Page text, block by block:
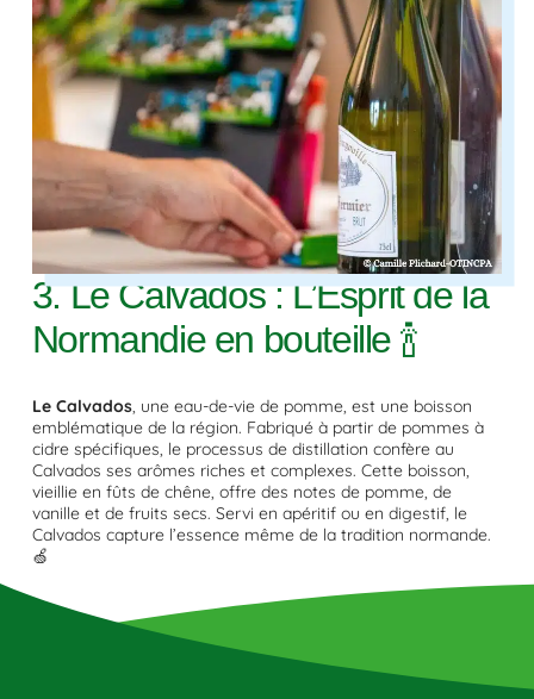
3. Le Calvados : L’Esprit de la
Normandie en bouteille 🍾
Le Calvados, une eau-de-vie de pomme, est une boisson
emblématique de la région. Fabriqué à partir de pommes à
cidre spécifiques, le processus de distillation confère au
Calvados ses arômes riches et complexes. Cette boisson,
vieillie en fûts de chêne, offre des notes de pomme, de
vanille et de fruits secs. Servi en apéritif ou en digestif, le
Calvados capture l’essence même de la tradition normande.
🍏